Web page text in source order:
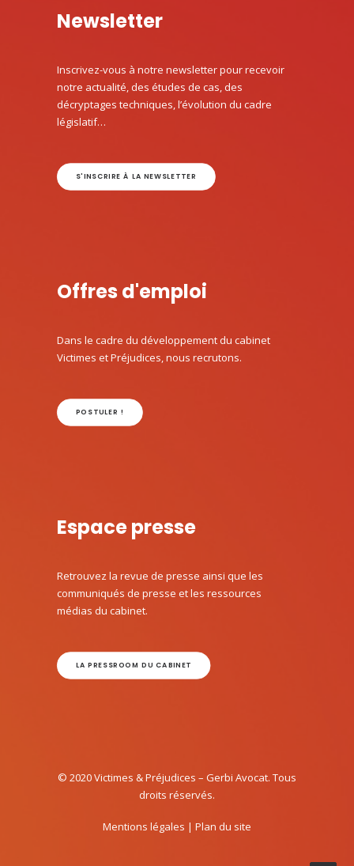
Newsletter
Inscrivez-vous à notre newsletter pour recevoir
notre actualité, des études de cas, des
décryptages techniques, l’évolution du cadre
législatif…
S'INSCRIRE À LA NEWSLETTER
Offres d'emploi
Dans le cadre du développement du cabinet
Victimes et Préjudices, nous recrutons.
POSTULER !
Espace presse
Retrouvez la revue de presse ainsi que les
communiqués de presse et les ressources
médias du cabinet.
LA PRESSROOM DU CABINET
© 2020 Victimes & Préjudices – Gerbi Avocat. Tous
droits réservés.
Mentions légales | Plan du site